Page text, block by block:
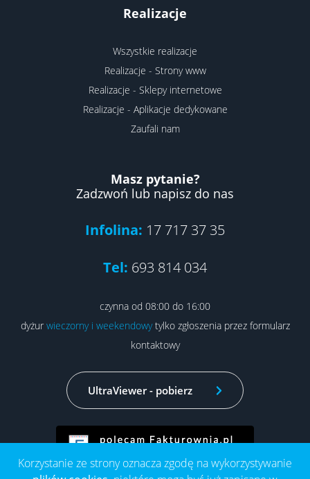
Realizacje
Wszystkie realizacje
Realizacje - Strony www
Realizacje - Sklepy internetowe
Realizacje - Aplikacje dedykowane
Zaufali nam
Masz pytanie?
Zadzwoń lub napisz do nas
Infolina: 17 717 37 35
Tel: 693 814 034
czynna od 08:00 do 16:00
dyżur wieczorny i weekendowytylko zgłoszenia przez formularz
kontaktowy
UltraViewer - pobierz
Korzystanie ze strony oznacza zgodę na wykorzystywanie